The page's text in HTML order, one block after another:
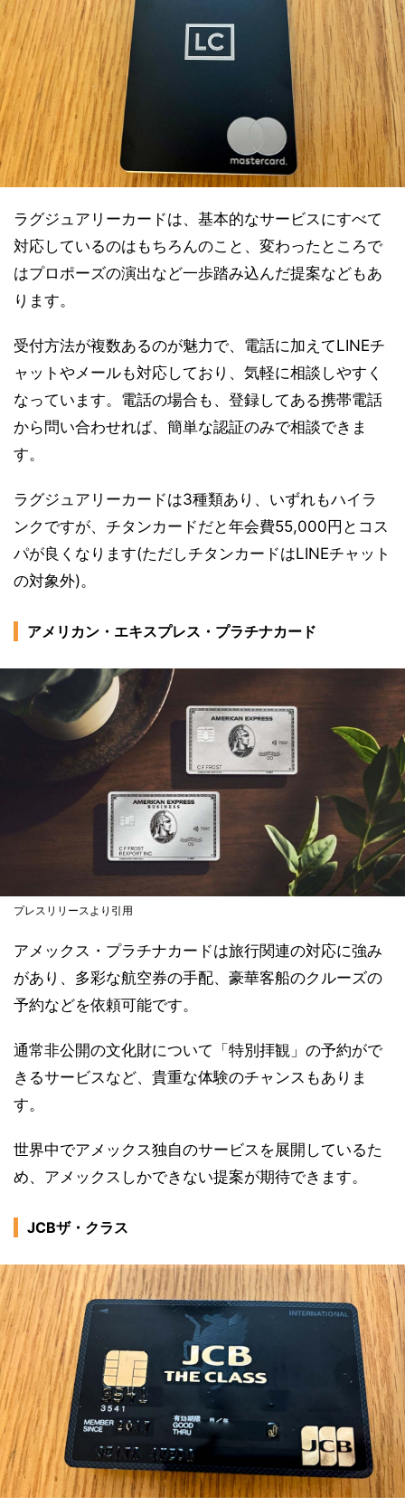
ラグジュアリーカードは、基本的なサービスにすべて
対応しているのはもちろんのこと、変わったところで
はプロポーズの演出など一歩踏み込んだ提案などもあ
ります。
受付方法が複数あるのが魅力で、電話に加えてLINEチ
ャットやメールも対応しており、気軽に相談しやすく
なっています。電話の場合も、登録してある携帯電話
から問い合わせれば、簡単な認証のみで相談できま
す。
ラグジュアリーカードは3種類あり、いずれもハイラ
ンクですが、チタンカードだと年会費55,000円とコス
パが良くなります(ただしチタンカードはLINEチャット
の対象外)。
アメリカン・エキスプレス・プラチナカード
プレスリリースより引用
アメックス・プラチナカードは旅行関連の対応に強み
があり、多彩な航空券の手配、豪華客船のクルーズの
予約などを依頼可能です。
通常非公開の文化財について「特別拝観」の予約がで
きるサービスなど、貴重な体験のチャンスもありま
す。
世界中でアメックス独自のサービスを展開しているた
め、アメックスしかできない提案が期待できます。
JCBザ・クラス